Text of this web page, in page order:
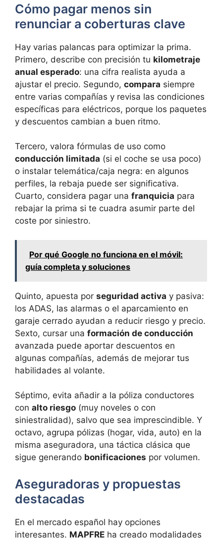
Cómo pagar menos sin
renunciar a coberturas clave
Hay varias palancas para optimizar la prima.
Primero, describe con precisión tu kilometraje
anual esperado: una cifra realista ayuda a
ajustar el precio. Segundo, compara siempre
entre varias compañías y revisa las condiciones
específicas para eléctricos, porque los paquetes
y descuentos cambian a buen ritmo.
Tercero, valora fórmulas de uso como
conducción limitada (si el coche se usa poco)
o instalar telemática/caja negra: en algunos
perfiles, la rebaja puede ser significativa.
Cuarto, considera pagar una franquicia para
rebajar la prima si te cuadra asumir parte del
coste por siniestro.
Por qué Google no funciona en el móvil:
guía completa y soluciones
Quinto, apuesta por seguridad activa y pasiva:
los ADAS, las alarmas o el aparcamiento en
garaje cerrado ayudan a reducir riesgo y precio.
Sexto, cursar una formación de conducción
avanzada puede aportar descuentos en
algunas compañías, además de mejorar tus
habilidades al volante.
Séptimo, evita añadir a la póliza conductores
con alto riesgo (muy noveles o con
siniestralidad), salvo que sea imprescindible. Y
octavo, agrupa pólizas (hogar, vida, auto) en la
misma aseguradora, una táctica clásica que
sigue generando bonificaciones por volumen.
Aseguradoras y propuestas
destacadas
En el mercado español hay opciones
interesantes. MAPFRE ha creado modalidades